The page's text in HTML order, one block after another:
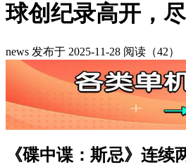
球创纪录高开，
news 发布于 2025-11-28 阅读（42）
《碟中谍：斯忌》连续